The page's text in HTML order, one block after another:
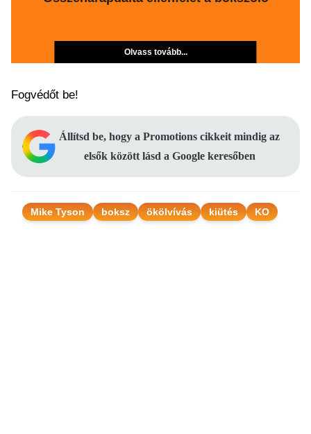
Olvass tovább...
Fogvédőt be!
Állítsd be, hogy a Promotions cikkeit mindig az
elsők között lásd a Google keresőben
Mike Tyson boksz ökölvívás kiütés KO